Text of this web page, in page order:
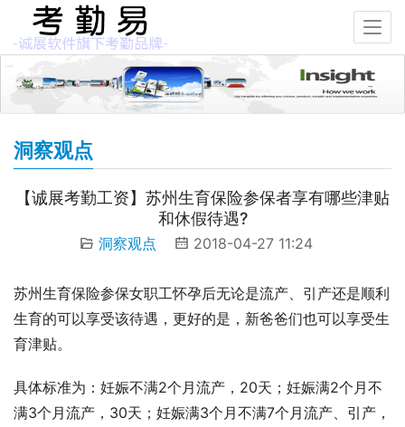
洞察观点
【诚展考勤工资】苏州生育保险参保者享有哪些津贴
和休假待遇?
洞察观点 2018-04-27 11:24
苏州生育保险参保女职工怀孕后无论是流产、引产还是顺利
生育的可以享受该待遇，更好的是，新爸爸们也可以享受生
育津贴。
具体标准为：妊娠不满2个月流产，20天；妊娠满2个月不
满3个月流产，30天；妊娠满3个月不满7个月流产、引产，